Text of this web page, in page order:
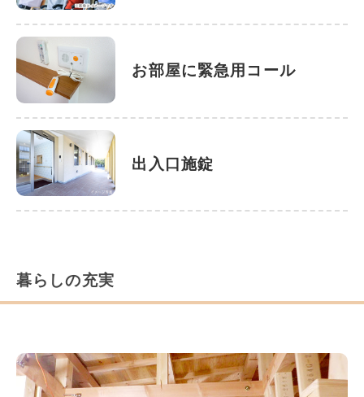
お部屋に緊急用コール
出入口施錠
暮らしの充実